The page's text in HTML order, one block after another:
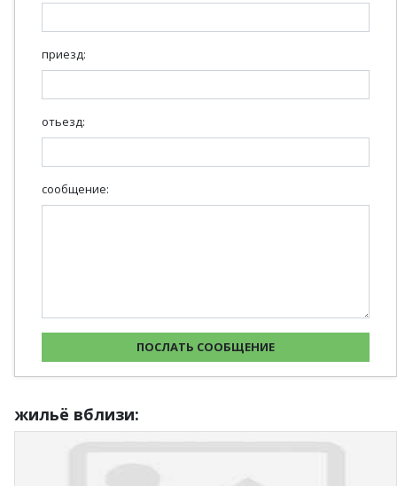
приезд:
отьезд:
сообщение:
жильё вблизи: